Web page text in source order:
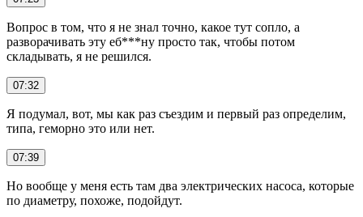
Вопрос в том, что я не знал точно, какое тут сопло, а
разворачивать эту еб***ну просто так, чтобы потом
складывать, я не решился.
07:32
Я подумал, вот, мы как раз съездим и первый раз определим,
типа, геморно это или нет.
07:39
Но вообще у меня есть там два электрических насоса, которые
по диаметру, похоже, подойдут.